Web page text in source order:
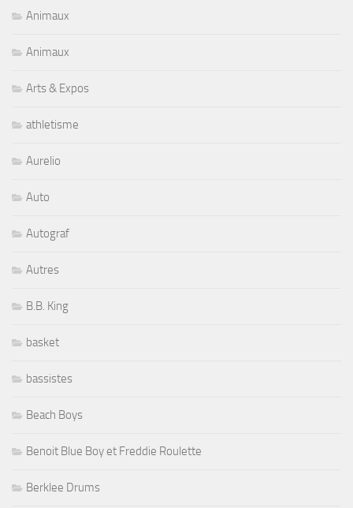
Animaux
Animaux
Arts & Expos
athletisme
Aurelio
Auto
Autograf
Autres
B.B. King
basket
bassistes
Beach Boys
Benoit Blue Boy et Freddie Roulette
Berklee Drums